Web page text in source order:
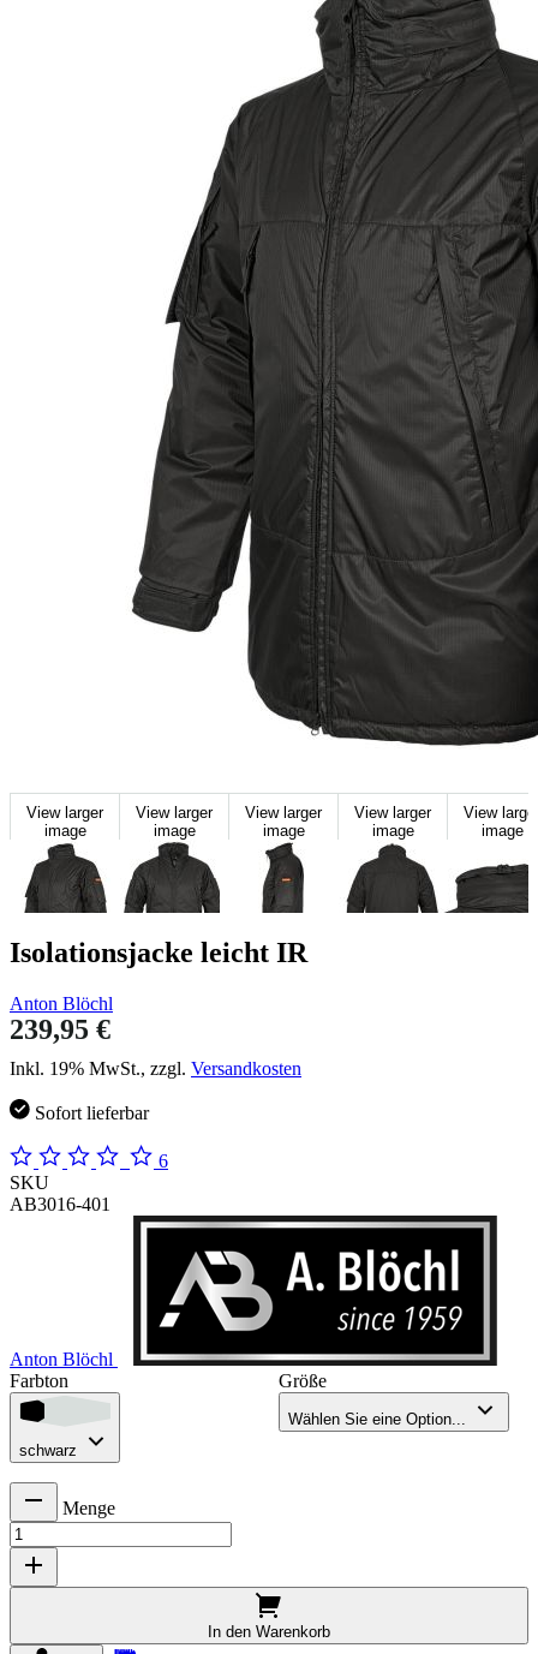
View larger
image
View larger
image
View larger
image
View larger
image
View
image
Isolationsjacke leicht IR
Anton Blöchl
239,95 €
Inkl. 19% MwSt., zzgl. Versandkosten
Sofort lieferbar
6
SKU
AB3016-401
Anton Blöchl
Farbton
schwarz
Größe
Wählen Sie eine Option...
Menge
In den Warenkorb